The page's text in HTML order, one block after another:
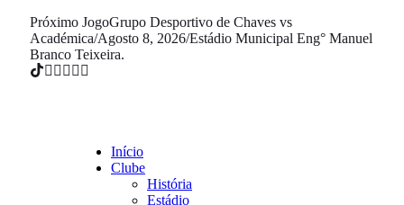
Próximo JogoGrupo Desportivo de Chaves vs
Académica/Agosto 8, 2026/Estádio Municipal Eng° Manuel
Branco Teixeira.
Início
Clube
História
Estádio